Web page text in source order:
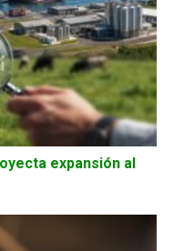
expansión al